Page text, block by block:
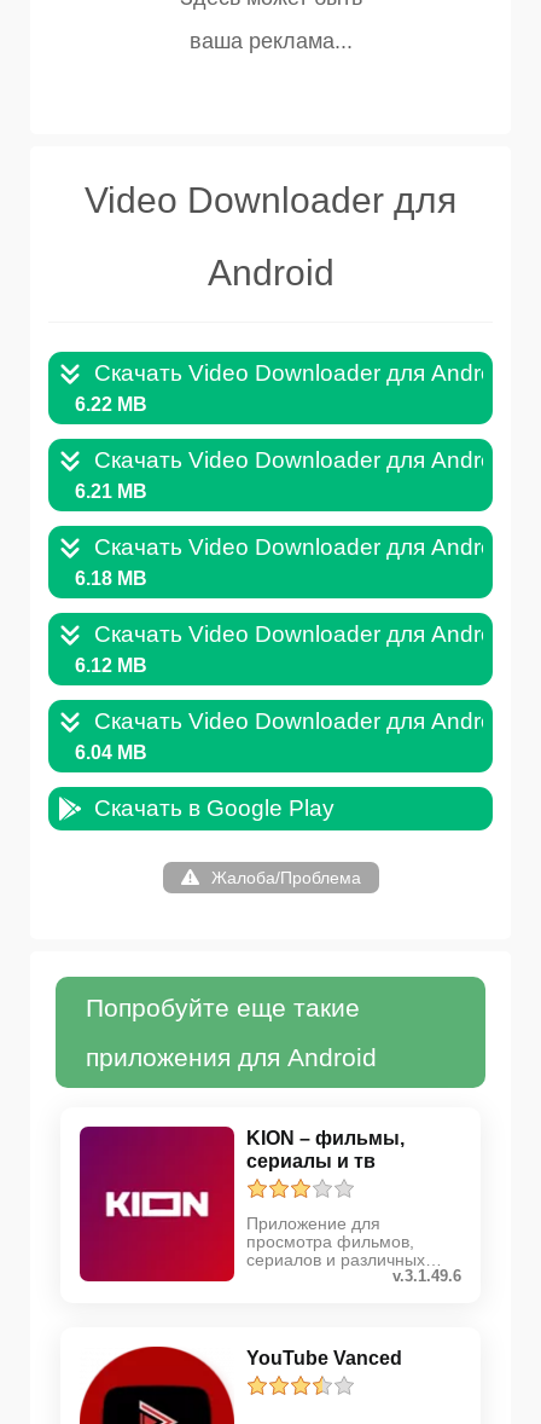
Video Downloader для
Android
Скачать Video Downloader для Android
6.22 MB
Скачать Video Downloader для Android
6.21 MB
Скачать Video Downloader для Android
6.18 MB
Скачать Video Downloader для Android
6.12 MB
Скачать Video Downloader для Android
6.04 MB
Скачать в Google Play
Жалоба/Проблема
Попробуйте еще такие
приложения для Android
KION – фильмы,
сериалы и тв
Приложение для
просмотра фильмов,
сериалов и различных
v.3.1.49.6
YouTube Vanced